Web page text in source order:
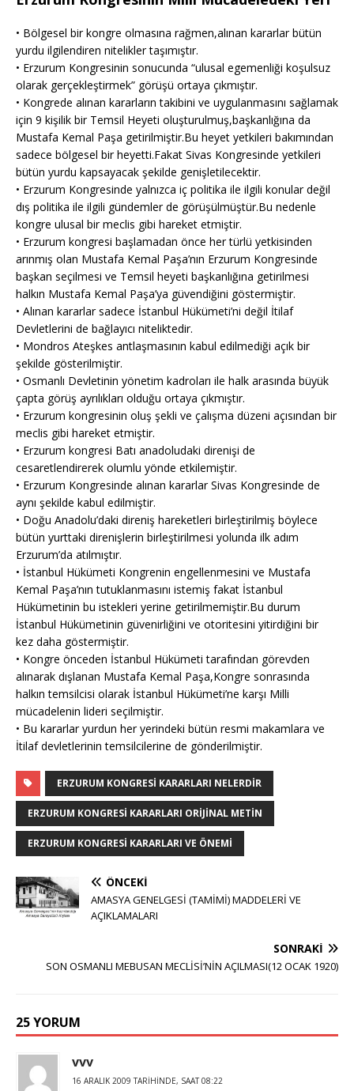
• Bölgesel bir kongre olmasına rağmen,alınan kararlar bütün
yurdu ilgilendiren nitelikler taşımıştır.
• Erzurum Kongresinin sonucunda “ulusal egemenliği koşulsuz
olarak gerçekleştirmek” görüşü ortaya çıkmıştır.
• Kongrede alınan kararların takibini ve uygulanmasını sağlamak
için 9 kişilik bir Temsil Heyeti oluşturulmuş,başkanlığına da
Mustafa Kemal Paşa getirilmiştir.Bu heyet yetkileri bakımından
sadece bölgesel bir heyetti.Fakat Sivas Kongresinde yetkileri
bütün yurdu kapsayacak şekilde genişletilecektir.
• Erzurum Kongresinde yalnızca iç politika ile ilgili konular değil
dış politika ile ilgili gündemler de görüşülmüştür.Bu nedenle
kongre ulusal bir meclis gibi hareket etmiştir.
• Erzurum kongresi başlamadan önce her türlü yetkisinden
arınmış olan Mustafa Kemal Paşa’nın Erzurum Kongresinde
başkan seçilmesi ve Temsil heyeti başkanlığına getirilmesi
halkın Mustafa Kemal Paşa’ya güvendiğini göstermiştir.
• Alınan kararlar sadece İstanbul Hükümeti’ni değil İtilaf
Devletlerini de bağlayıcı niteliktedir.
• Mondros Ateşkes antlaşmasının kabul edilmediği açık bir
şekilde gösterilmiştir.
• Osmanlı Devletinin yönetim kadroları ile halk arasında büyük
çapta görüş ayrılıkları olduğu ortaya çıkmıştır.
• Erzurum kongresinin oluş şekli ve çalışma düzeni açısından bir
meclis gibi hareket etmiştir.
• Erzurum kongresi Batı anadoludaki direnişi de
cesaretlendirerek olumlu yönde etkilemiştir.
• Erzurum Kongresinde alınan kararlar Sivas Kongresinde de
aynı şekilde kabul edilmiştir.
• Doğu Anadolu’daki direniş hareketleri birleştirilmiş böylece
bütün yurttaki direnişlerin birleştirilmesi yolunda ilk adım
Erzurum’da atılmıştır.
• İstanbul Hükümeti Kongrenin engellenmesini ve Mustafa
Kemal Paşa’nın tutuklanmasını istemiş fakat İstanbul
Hükümetinin bu istekleri yerine getirilmemiştir.Bu durum
İstanbul Hükümetinin güvenirliğini ve otoritesini yitirdiğini bir
kez daha göstermiştir.
• Kongre önceden İstanbul Hükümeti tarafından görevden
alınarak dışlanan Mustafa Kemal Paşa,Kongre sonrasında
halkın temsilcisi olarak İstanbul Hükümeti’ne karşı Milli
mücadelenin lideri seçilmiştir.
• Bu kararlar yurdun her yerindeki bütün resmi makamlara ve
İtilaf devletlerinin temsilcilerine de gönderilmiştir.
ERZURUM KONGRESI KARARLARI NELERDIR
ERZURUM KONGRESI KARARLARI ORIJINAL METIN
ERZURUM KONGRESI KARARLARI VE ÖNEMI
ÖNCEKI
AMASYA GENELGESİ (TAMİMİ) MADDELERİ VE
AÇIKLAMALARI
SONRAKI
SON OSMANLI MEBUSAN MECLİSİ’NİN AÇILMASI(12 OCAK 1920)
25 YORUM
vvv
16 ARALIK 2009 TARIHINDE, SAAT 08:22